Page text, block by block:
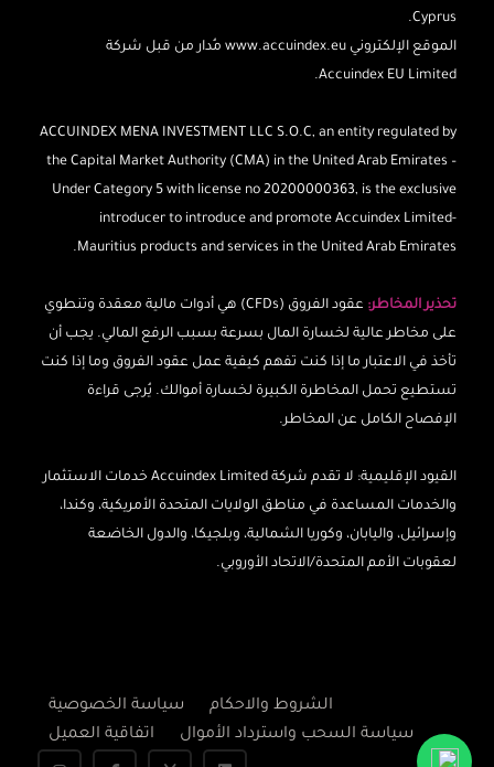
Cyprus.
الموقع الإلكتروني www.accuindex.eu مُدار من قبل شركة
Accuindex EU Limited.
ACCUINDEX MENA INVESTMENT LLC S.O.C, an entity regulated by
the Capital Market Authority (CMA) in the United Arab Emirates –
Under Category 5 with license no 20200000363, is the exclusive
introducer to introduce and promote Accuindex Limited-
Mauritius products and services in the United Arab Emirates.
تحذير المخاطر:
عقود الفروق (CFDs) هي أدوات مالية معقدة وتنطوي
على مخاطر عالية لخسارة المال بسرعة بسبب الرفع المالي. يجب أن
تأخذ في الاعتبار ما إذا كنت تفهم كيفية عمل عقود الفروق وما إذا كنت
تستطيع تحمل المخاطرة الكبيرة لخسارة أموالك. يُرجى قراءة
الإفصاح الكامل عن المخاطر.
القيود الإقليمية: لا تقدم شركة Accuindex Limited خدمات الاستثمار
والخدمات المساعدة في مناطق الولايات المتحدة الأمريكية، وكندا،
وإسرائيل، واليابان، وكوريا الشمالية، وبلجيكا، والدول الخاضعة
لعقوبات الأمم المتحدة/الاتحاد الأوروبي.
سياسة الخصوصية
الشروط والاحكام
اتفاقية العميل
سياسة السحب واسترداد الأموال